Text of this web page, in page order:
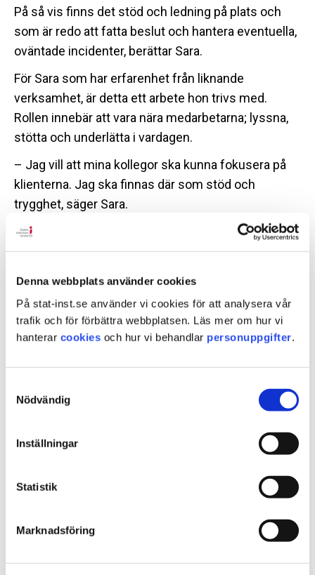
Denna webbplats använder cookies
På stat-inst.se använder vi cookies för att analysera vår
trafik och för förbättra webbplatsen. Läs mer om hur vi
hanterar cookies och hur vi behandlar personuppgifter.
Nödvändig
Inställningar
Statistik
Marknadsföring
På så vis finns det stöd och ledning på plats och
som är redo att fatta beslut och hantera eventuella,
oväntade incidenter, berättar Sara.
För Sara som har erfarenhet från liknande
verksamhet, är detta ett arbete hon trivs med.
Rollen innebär att vara nära medarbetarna; lyssna,
stötta och underlätta i vardagen.
– Jag vill att mina kollegor ska kunna fokusera på
klienterna. Jag ska finnas där som stöd och
trygghet, säger Sara.
Bra kommunikation skapar trygghet
kommunikationen mellan avdelningarna. Sara
brinner för att skapa tydliga rutiner för
informationsflödet, inte minst för ny personal, så
LSS (Lagen om stöd och service till vissa
strategiskt. Hon lyfter vikten av att vara proaktiv,
göra riskbedömningar och skapa tydliga strukturer
som gör miljön tryggare för både personal och
– Det handlar om att vara steget före. Om vi brister
som ledare påverkas hela verksamheten och
arbetsmiljön, fortsätter Sara.